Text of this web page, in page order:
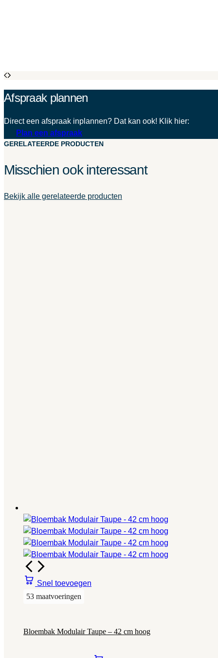
Afspraak plannen
Direct een afspraak inplannen? Dat kan ook! Klik hier:
Plan een afspraak
GERELATEERDE PRODUCTEN
Misschien ook interessant
Bekijk alle gerelateerde producten
Snel toevoegen
53 maatvoeringen
Bloembak Modulair Taupe – 42 cm hoog